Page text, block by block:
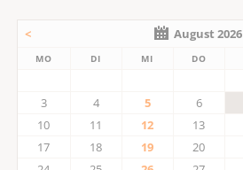
< August 2026
MO DI MI DO
3
4 5 6
10
11 12 13
17
18 19 20